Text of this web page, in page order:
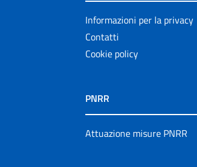
Informazioni per la privacy
Contatti
Cookie policy
PNRR
Attuazione misure PNRR